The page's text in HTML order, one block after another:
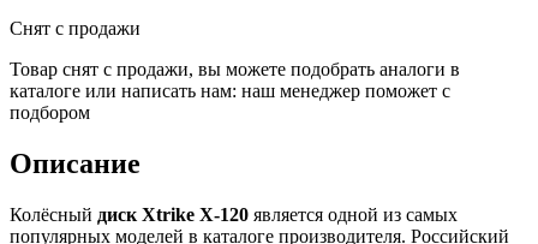
Снят с продажи
Товар снят с продажи, вы можете подобрать аналоги в
каталоге или написать нам: наш менеджер поможет с
подбором
Описание
Колёсный диск Xtrike X-120 является одной из самых
популярных моделей в каталоге производителя. Российский